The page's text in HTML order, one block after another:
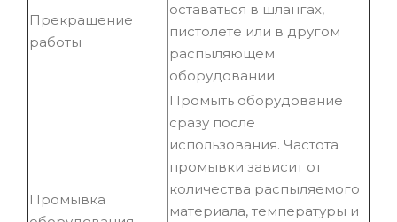
Прекращение
работы
оставаться в шлангах,
пистолете или в другом
распыляющем
оборудовании
Промывка
Промыть оборудование
сразу после
использования. Частота
промывки зависит от
количества распыляемого
материала, температуры и